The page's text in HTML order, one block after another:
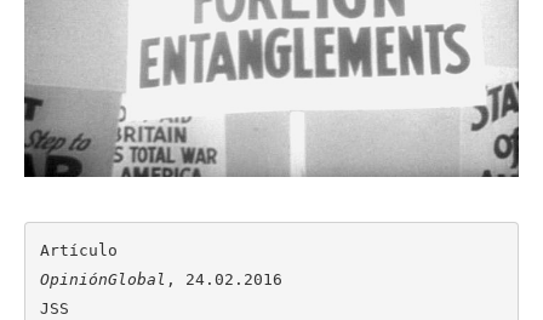
OpiniónGlobal , 24.02.2016
JSS